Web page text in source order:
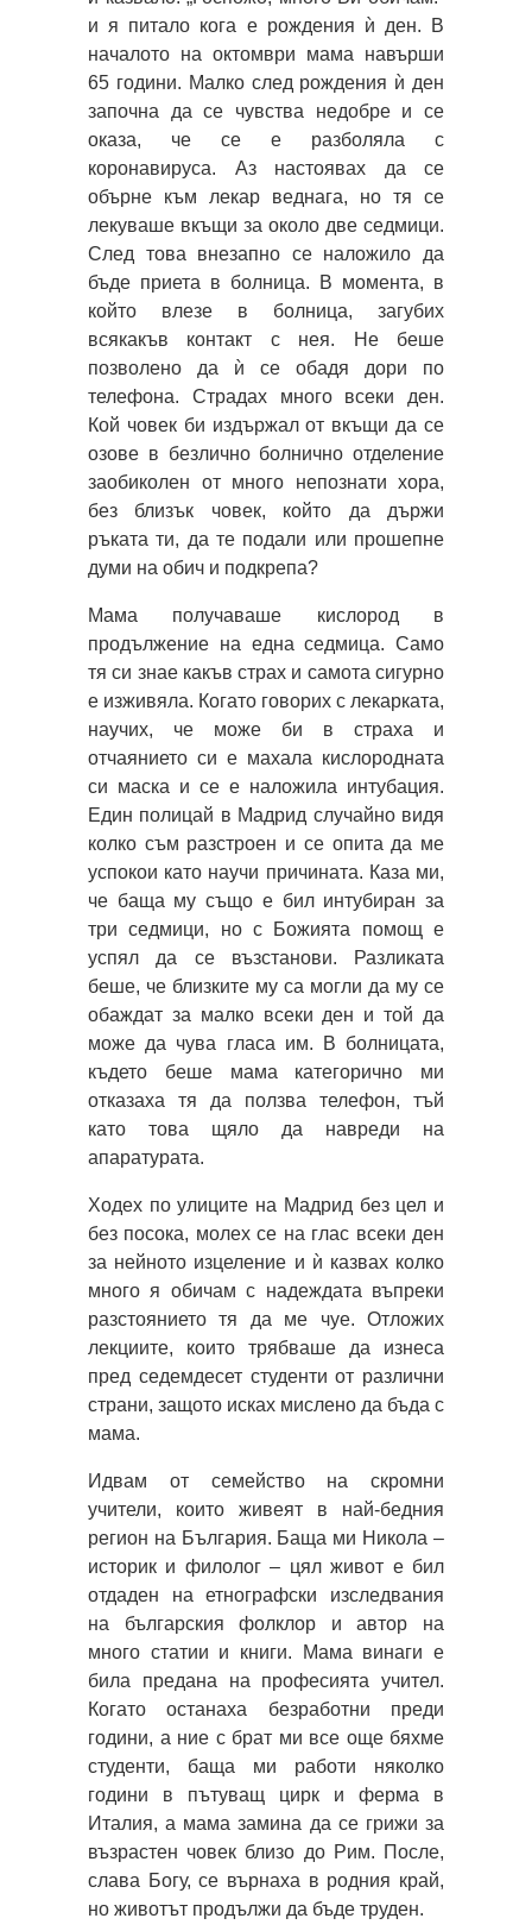
и я питало кога е рождения ѝ ден. В
началото на октомври мама навърши
65 години. Малко след рождения ѝ ден
започна да се чувства недобре и се
оказа, че се е разболяла с
коронавируса. Аз настоявах да се
обърне към лекар веднага, но тя се
лекуваше вкъщи за около две седмици.
След това внезапно се наложило да
бъде приета в болница. В момента, в
който влезе в болница, загубих
всякакъв контакт с нея. Не беше
позволено да ѝ се обадя дори по
телефона. Страдах много всеки ден.
Кой човек би издържал от вкъщи да се
озове в безлично болнично отделение
заобиколен от много непознати хора,
без близък човек, който да държи
ръката ти, да те подали или прошепне
думи на обич и подкрепа?
Мама получаваше кислород в
продължение на една седмица. Само
тя си знае какъв страх и самота сигурно
е изживяла. Когато говорих с лекарката,
научих, че може би в страха и
отчаянието си е махала кислородната
си маска и се е наложила интубация.
Един полицай в Мадрид случайно видя
колко съм разстроен и се опита да ме
успокои като научи причината. Каза ми,
че баща му също е бил интубиран за
три седмици, но с Божията помощ е
успял да се възстанови. Разликата
беше, че близките му са могли да му се
обаждат за малко всеки ден и той да
може да чува гласа им. В болницата,
където беше мама категорично ми
отказаха тя да ползва телефон, тъй
като това щяло да навреди на
апаратурата.
Ходех по улиците на Мадрид без цел и
без посока, молех се на глас всеки ден
за нейното изцеление и ѝ казвах колко
много я обичам с надеждата въпреки
разстоянието тя да ме чуе. Отложих
лекциите, които трябваше да изнеса
пред седемдесет студенти от различни
страни, защото исках мислено да бъда с
мама.
Идвам от семейство на скромни
учители, които живеят в най-бедния
регион на България. Баща ми Никола –
историк и филолог – цял живот е бил
отдаден на етнографски изследвания
на българския фолклор и автор на
много статии и книги. Мама винаги е
била предана на професията учител.
Когато останаха безработни преди
години, а ние с брат ми все още бяхме
студенти, баща ми работи няколко
години в пътуващ цирк и ферма в
Италия, а мама замина да се грижи за
възрастен човек близо до Рим. После,
слава Богу, се върнаха в родния край,
но животът продължи да бъде труден.